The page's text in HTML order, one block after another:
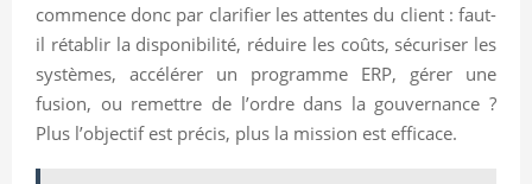
commence donc par clarifier les attentes du client : faut-
il rétablir la disponibilité, réduire les coûts, sécuriser les
systèmes, accélérer un programme ERP, gérer une
fusion, ou remettre de l’ordre dans la gouvernance ?
Plus l’objectif est précis, plus la mission est efficace.